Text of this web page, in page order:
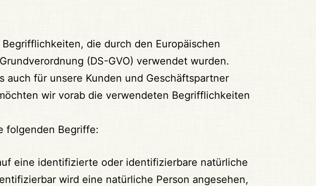
die durch den Europäischen
(DS-GVO) verwendet wurden.
für unsere Kunden und Geschäftspartner
wir vorab die verwendeten Begrifflichkeiten
folgenden Begriffe:
eine identifizierte oder identifizierbare natürliche
wird eine natürliche Person angesehen,